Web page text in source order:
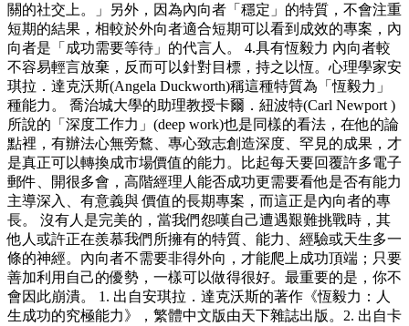
關的社交上。」另外，因為內向者「穩定」的特質，不會注重
短期的結果，相較於外向者適合短期可以看到成效的專案，內
向者是「成功需要等待」的代言人。 4.具有恆毅力 內向者較
不容易輕言放棄，反而可以針對目標，持之以恆。心理學家安
琪拉．達克沃斯(Angela Duckworth)稱這種特質為「恆毅力」
種能力。 喬治城大學的助理教授卡爾．紐波特(Carl Newport )
所說的「深度工作力」(deep work)也是同樣的看法，在他的論
點裡，有辦法心無旁鶩、專心致志創造深度、罕見的成果，才
是真正可以轉換成市場價值的能力。比起每天要回覆許多電子
郵件、開很多會，高階經理人能否成功更需要看他是否有能力
主導深入、有意義與 價值的長期專案，而這正是內向者的專
長。 沒有人是完美的，當我們怨嘆自己遭遇艱難挑戰時，其
他人或許正在羨慕我們所擁有的特質、能力、經驗或天生多一
條的神經。內向者不需要非得外向，才能爬上成功頂端；只要
善加利用自己的優勢，一樣可以做得很好。最重要的是，你不
會因此崩潰。 1. 出自安琪拉．達克沃斯的著作《恆毅力：人
生成功的究極能力》，繁體中文版由天下雜誌出版。2. 出自卡